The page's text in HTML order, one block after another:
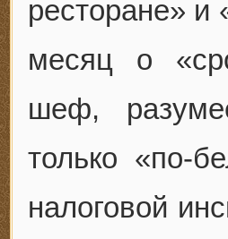
ресторане» и
месяц о
шеф,
только «по-
налоговой